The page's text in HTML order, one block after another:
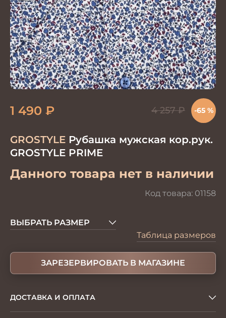
GROSTYLE Рубашка мужская кор.рук.
GROSTYLE PRIME
Данного товара нет в наличии
Код товара: 01158
1 490 ₽ 4 257₽ -65 %
ВЫБРАТЬ РАЗМЕР
Таблица размеров
ЗАРЕЗЕРВИРОВАТЬ В МАГАЗИНЕ
ДОСТАВКА И ОПЛАТА